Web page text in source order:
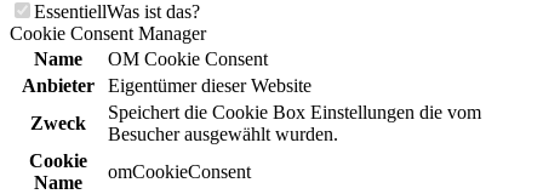
EssentiellWas ist das?
Cookie Consent Manager
Name
OM Cookie Consent
Anbieter
Eigentümer dieser Website
Zweck
Speichert die Cookie Box Einstellungen die vom
Besucher ausgewählt wurden.
Cookie
Name
omCookieConsent